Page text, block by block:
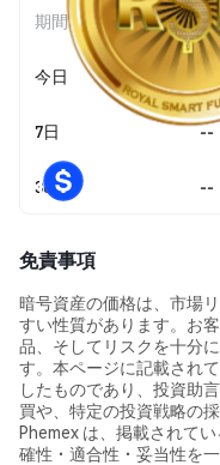
期間 金
今日 --
7日 --
30日 --
免責事項
暗号資産の価格は、市場
すい性質があります。お
品、そしてリスクを十分
す。本ページに記載され
したものであり、投資助
買や、特定の投資戦略の
Phemex は、掲載されて
確性・適合性・妥当性を